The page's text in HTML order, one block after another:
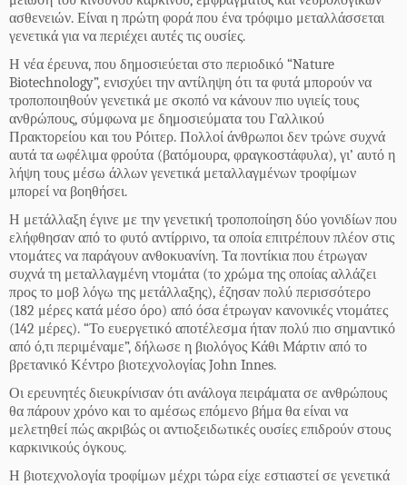
ασθενειών. Είναι η πρώτη φορά που ένα τρόφιμο μεταλλάσσεται
γενετικά για να περιέχει αυτές τις ουσίες.
Η νέα έρευνα, που δημοσιεύεται στο περιοδικό “Nature
Biotechnology”, ενισχύει την αντίληψη ότι τα φυτά μπορούν να
τροποποιηθούν γενετικά με σκοπό να κάνουν πιο υγιείς τους
ανθρώπους, σύμφωνα με δημοσιεύματα του Γαλλικού
Πρακτορείου και του Ρόιτερ. Πολλοί άνθρωποι δεν τρώνε συχνά
αυτά τα ωφέλιμα φρούτα (βατόμουρα, φραγκοστάφυλα), γι’ αυτό η
λήψη τους μέσω άλλων γενετικά μεταλλαγμένων τροφίμων
μπορεί να βοηθήσει.
Η μετάλλαξη έγινε με την γενετική τροποποίηση δύο γονιδίων που
ελήφθησαν από το φυτό αντίρρινο, τα οποία επιτρέπουν πλέον στις
ντομάτες να παράγουν ανθοκυανίνη. Τα ποντίκια που έτρωγαν
συχνά τη μεταλλαγμένη ντομάτα (το χρώμα της οποίας αλλάζει
προς το μοβ λόγω της μετάλλαξης), έζησαν πολύ περισσότερο
(182 μέρες κατά μέσο όρο) από όσα έτρωγαν κανονικές ντομάτες
(142 μέρες). “Το ευεργετικό αποτέλεσμα ήταν πολύ πιο σημαντικό
από ό,τι περιμέναμε”, δήλωσε η βιολόγος Κάθι Μάρτιν από το
βρετανικό Κέντρο βιοτεχνολογίας John Innes.
Οι ερευνητές διευκρίνισαν ότι ανάλογα πειράματα σε ανθρώπους
θα πάρουν χρόνο και το αμέσως επόμενο βήμα θα είναι να
μελετηθεί πώς ακριβώς οι αντιοξειδωτικές ουσίες επιδρούν στους
καρκινικούς όγκους.
Η βιοτεχνολογία τροφίμων μέχρι τώρα είχε εστιαστεί σε γενετικά